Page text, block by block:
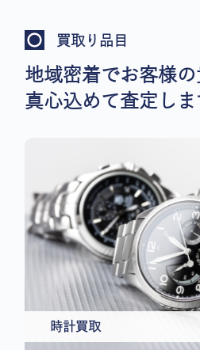
買取り品目
地域密着でお客様
真心込めて査定しま
時計買取